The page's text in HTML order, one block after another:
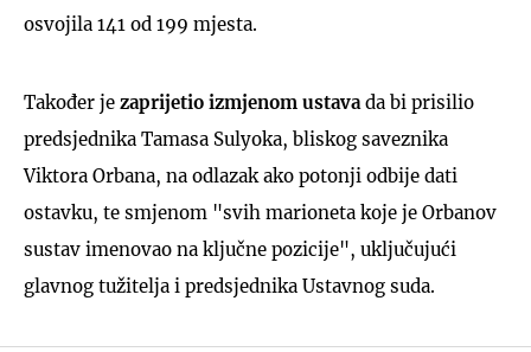
osvojila 141 od 199 mjesta.
Također je zaprijetio izmjenom ustava da bi prisilio
predsjednika Tamasa Sulyoka, bliskog saveznika
Viktora Orbana, na odlazak ako potonji odbije dati
ostavku, te smjenom "svih marioneta koje je Orbanov
sustav imenovao na ključne pozicije", uključujući
glavnog tužitelja i predsjednika Ustavnog suda.